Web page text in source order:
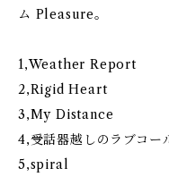
ム Pleasure。
1,Weather Report
2,Rigid Heart
3,My Distance
4,受話器越しのラブコー
5,spiral